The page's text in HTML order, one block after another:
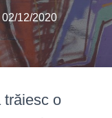
A
R
E
A
02/12/2020
trăiesc o